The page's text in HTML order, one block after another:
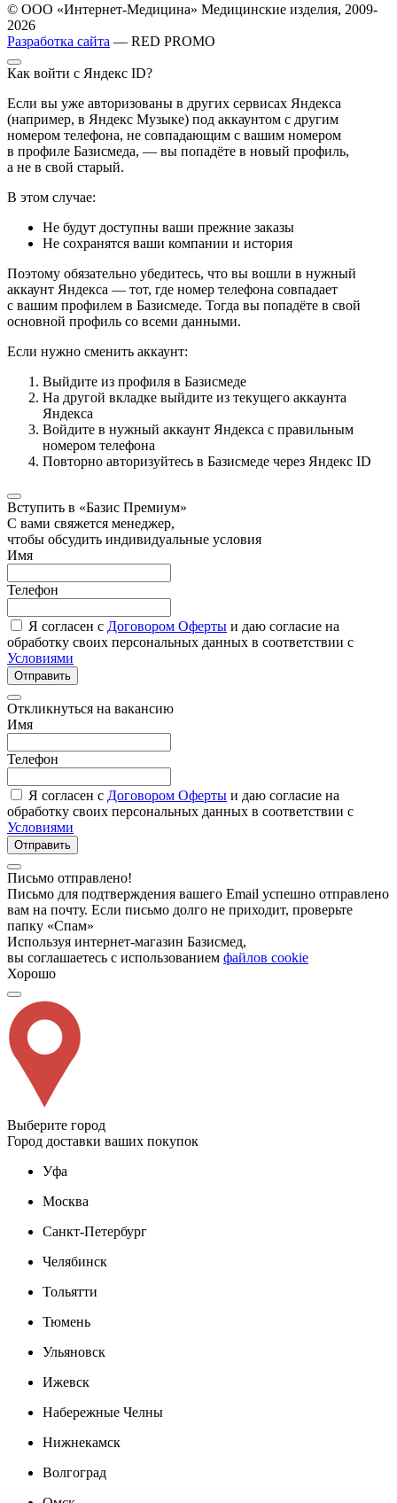
© ООО «Интернет-Медицина» Медицинские изделия, 2009-
2026
Разработка сайта — RED PROMO
Как войти с Яндекс ID?
Если вы уже авторизованы в других сервисах Яндекса
(например, в Яндекс Музыке) под аккаунтом с другим
номером телефона, не совпадающим с вашим номером
в профиле Базисмеда, — вы попадёте в новый профиль,
а не в свой старый.
В этом случае:
Не будут доступны ваши прежние заказы
Не сохранятся ваши компании и история
Поэтому обязательно убедитесь, что вы вошли в нужный
аккаунт Яндекса — тот, где номер телефона совпадает
с вашим профилем в Базисмеде. Тогда вы попадёте в свой
основной профиль со всеми данными.
Если нужно сменить аккаунт:
Выйдите из профиля в Базисмеде
На другой вкладке выйдите из текущего аккаунта
Яндекса
Войдите в нужный аккаунт Яндекса с правильным
номером телефона
Повторно авторизуйтесь в Базисмеде через Яндекс ID
Вступить в «Базис Премиум»
С вами свяжется менеджер,
чтобы обсудить индивидуальные условия
Имя
Телефон
Я согласен с Договором Оферты и даю согласие на
обработку своих персональных данных в соответствии с
Условиями
Отправить
Откликнуться на вакансию
Имя
Телефон
Я согласен с Договором Оферты и даю согласие на
обработку своих персональных данных в соответствии с
Условиями
Отправить
Письмо отправлено!
Письмо для подтверждения вашего Email успешно отправлено
вам на почту. Если письмо долго не приходит, проверьте
папку «Спам»
Используя интернет-магазин Базисмед,
вы соглашаетесь с использованием файлов cookie
Хорошо
Выберите город
Город доставки ваших покупок
Уфа
Москва
Санкт-Петербург
Челябинск
Тольятти
Тюмень
Ульяновск
Ижевск
Набережные Челны
Нижнекамск
Волгоград